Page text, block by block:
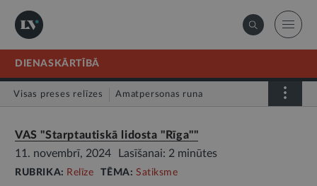
DIENASKĀRTĪBĀ
Visas preses relīzes Amatpersonas runa
VAS "Starptautiskā lidosta "Rīga""
11. novembrī, 2024
Lasīšanai: 2 minūtes
RUBRIKA: Relīze TĒMA:Satiksme